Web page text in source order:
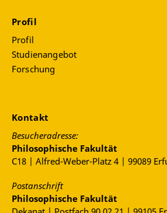
Profil
Profil
Studienangebot
Forschung
Kontakt
Besucheradresse:
Philosophische Fakultät
C18 | Alfred-Weber-Platz 4 | 99089
Postanschrift
Philosophische Fakultät